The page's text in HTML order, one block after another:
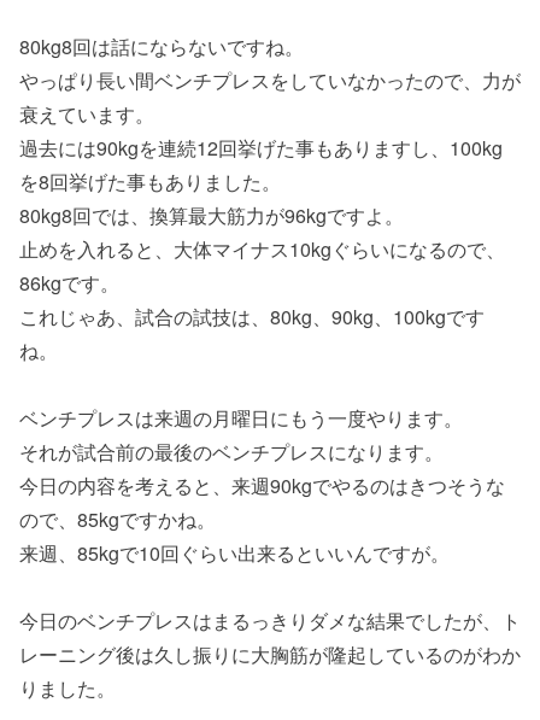
80kg8回は話にならないですね。
やっぱり長い間ベンチプレスをしていなかったので、力が
衰えています。
過去には90kgを連続12回挙げた事もありますし、100kg
を8回挙げた事もありました。
80kg8回では、換算最大筋力が96kgですよ。
止めを入れると、大体マイナス10kgぐらいになるので、
86kgです。
これじゃあ、試合の試技は、80kg、90kg、100kgです
ね。
ベンチプレスは来週の月曜日にもう一度やります。
それが試合前の最後のベンチプレスになります。
今日の内容を考えると、来週90kgでやるのはきつそうな
ので、85kgですかね。
来週、85kgで10回ぐらい出来るといいんですが。
今日のベンチプレスはまるっきりダメな結果でしたが、ト
レーニング後は久し振りに大胸筋が隆起しているのがわか
りました。